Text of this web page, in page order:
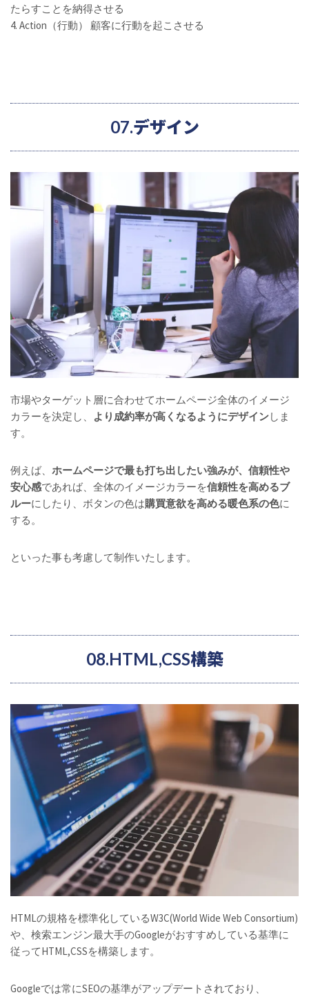
たらすことを納得させる
4. Action（行動） 顧客に行動を起こさせる
07.デザイン
市場やターゲット層に合わせてホームページ全体のイメージ
カラーを決定し、
より成約率が高くなるようにデザインしま
す。
例えば、 ホームページで最も打ち出したい強みが、信頼性や
安心感であれば、全体のイメージカラーを信頼性を高めるブ
ルーにしたり、ボタンの色は購買意欲を高める暖色系の色に
する。
といった事も考慮して制作いたします。
08.HTML,CSS構築
HTMLの規格を標準化しているW3C(World Wide Web Consortium)
や、検索エンジン最大手のGoogleがおすすめしている基準に
従ってHTML,CSSを構築します。
Googleでは常にSEOの基準がアップデートされており、